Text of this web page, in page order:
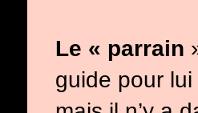
Le « parrain
guide pour